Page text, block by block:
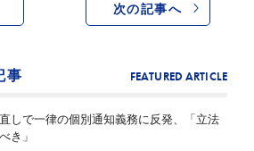
次の記事へ
事 FEATURED ARTICLE
しで一律の個別通知義務に反発、「立法
き」